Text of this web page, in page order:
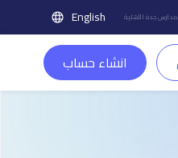
مدارس جدة الأهلية English
انشاء حساب